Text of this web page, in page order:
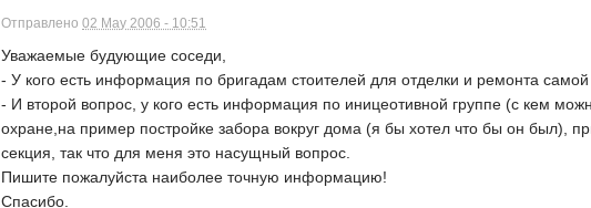
Отправлено02 May 2006 - 10:51
Уважаемые будующие соседи,
- У кого есть информация по бригадам стоителей для отделки и ремонта
- И второй вопрос, у кого есть информация по иницеотивной группе (с кем
охране,на пример постройке забора вокруг дома (я бы хотел что бы он был),
секция, так что для меня это насущный вопрос.
Пишите пожалуйста наиболее точную информацию!
Спасибо.